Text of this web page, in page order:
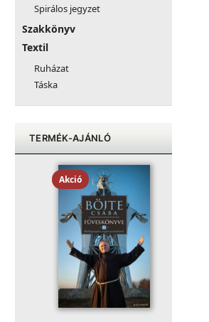
Spirálos jegyzet
Szakkönyv
Textil
Ruházat
Táska
TERMÉK-AJÁNLÓ
Akció